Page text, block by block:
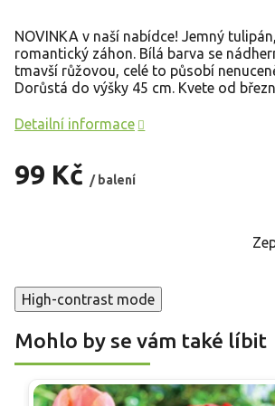
99 Kč / balení
NOVINKA v naší nabídce! Jemný
romantický záhon. Bílá barva se
tmavší růžovou, celé to působí
Dorůstá do výšky 45 cm. Kvete od
Detailní informace
High-contrast mode
Mohlo by se vám také líbit